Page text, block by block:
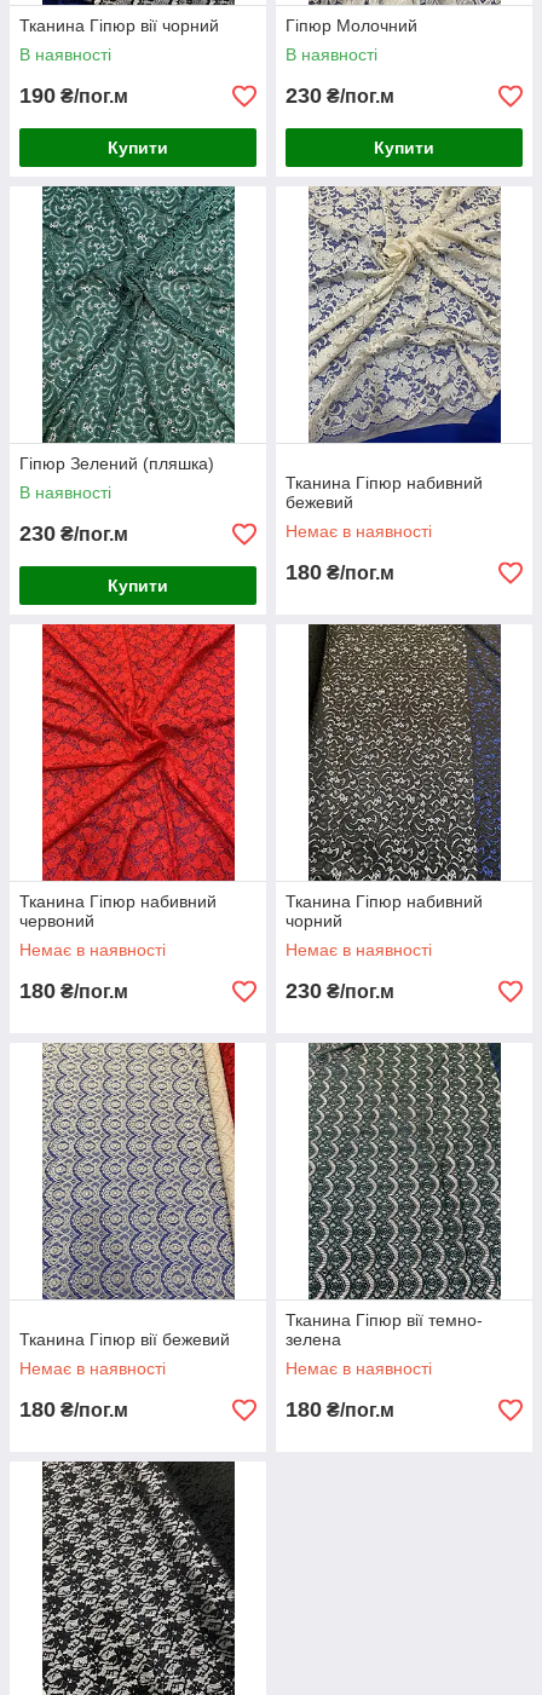
Тканина Гіпюр вії чорний
В наявності
190 ₴/пог.м
Купити
Гіпюр Молочний
В наявності
230 ₴/пог.м
Купити
Гіпюр Зелений (пляшка)
В наявності
230 ₴/пог.м
Купити
Тканина Гіпюр набивний
бежевий
Немає в наявності
180 ₴/пог.м
Тканина Гіпюр набивний
червоний
Немає в наявності
180 ₴/пог.м
Тканина Гіпюр набивний
чорний
Немає в наявності
230 ₴/пог.м
Тканина Гіпюр вії бежевий
Немає в наявності
180 ₴/пог.м
Тканина Гіпюр вії темно-
зелена
Немає в наявності
180 ₴/пог.м